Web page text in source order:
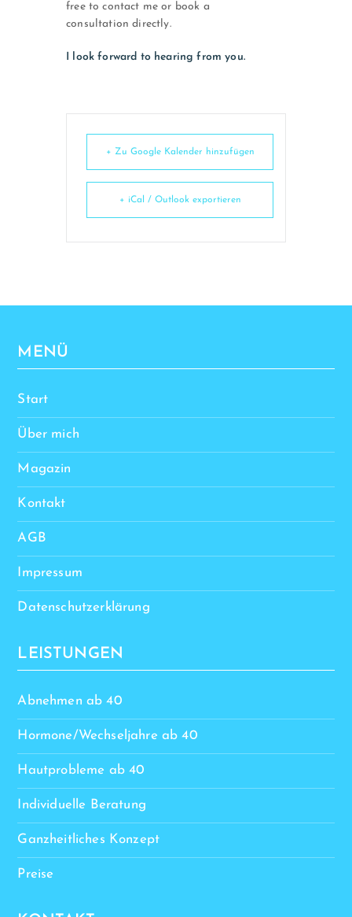
free to contact me or book a
consultation directly.
I look forward to hearing from you.
+ Zu Google Kalender hinzufügen
+ iCal / Outlook exportieren
MENÜ
Start
Über mich
Magazin
Kontakt
AGB
Impressum
Datenschutzerklärung
LEISTUNGEN
Abnehmen ab 40
Hormone/Wechseljahre ab 40
Hautprobleme ab 40
Individuelle Beratung
Ganzheitliches Konzept
Preise